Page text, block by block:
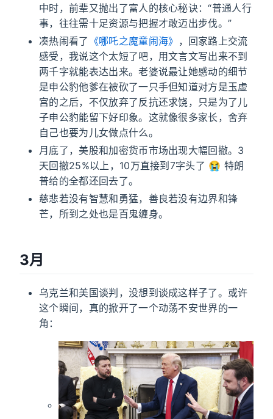
中时，前辈又抛出了富人的核心秘诀：“普通人行
事，往往需十足资源与把握才敢迈出步伐。”
凑热闹看了 《哪吒之魔童闹海》 ，回家路上交流
感受，我说这个太短了吧，用文言文写出来不到
两千字就能表达出来。老婆说最让她感动的细节
是申公豹他爹在被砍了一只手但知道对方是玉虚
宫的之后，不仅放弃了反抗还求饶，只是为了儿
子申公豹能留下好印象。这就像很多家长，舍弃
自己也要为儿女做点什么。
月底了，美股和加密货币市场出现大幅回撤。3
天回撤25%以上，10万直接到7字头了 😭 特朗
普给的全都还回去了。
慈悲若没有智慧和勇猛，善良若没有边界和锋
芒，所到之处也是百鬼缠身。
3月
乌克兰和美国谈判，没想到谈成这样子了。或许
这个瞬间，真的掀开了一个动荡不安世界的一
角：